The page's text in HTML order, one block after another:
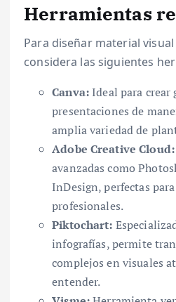
Herramientas
Para diseñar material
considera las siguientes
Canva:Ideal para crear
presentaciones de
amplia variedad de
Adobe Creative Cloud:
avanzadas como
InDesign, perfectas
profesionales.
Piktochart:
infografías, permite
complejos en visuales
entender.